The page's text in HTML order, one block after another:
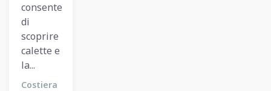
consente
di
scoprire
calette e
la...
Costiera